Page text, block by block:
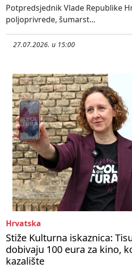
Potpredsjednik Vlade Republike
poljoprivrede, šumarst...
27.07.2026. u 15:00
Hrvatska
Stiže Kulturna iskaznica:
dobivaju 100 eura za kino,
kazalište